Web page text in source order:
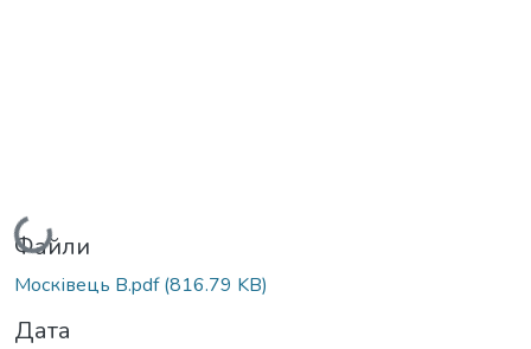
Вантажиться...
Файли
Москівець В.pdf(816.79 KB)
Дата